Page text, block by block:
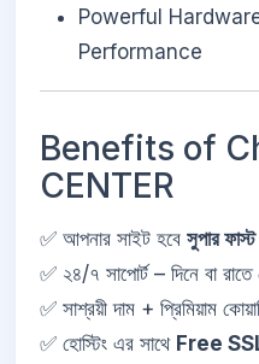
Powerful
Performance
Benefits of
CENTER
✅ আপনার সাইট হবে সুপার ফাস্ট
✅ ২৪/৭ সাপোর্ট – দিনে বা
✅ সাশ্রয়ী দাম + প্রিমিয়াম
✅ হোস্টিং এর সাথে Free